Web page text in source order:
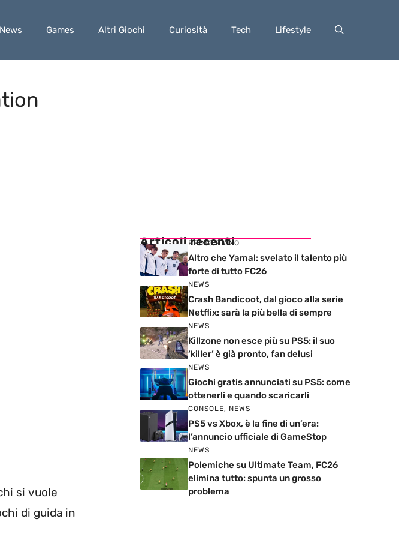
News Games Altri Giochi Curiosità Tech Lifestyle
si vuole
di guida in
Articoli recenti
PRIMO PIANO
Altro che Yamal: svelato il talento più
forte di tutto FC26
NEWS
Crash Bandicoot, dal gioco alla serie
Netflix: sarà la più bella di sempre
NEWS
Killzone non esce più su PS5: il suo
‘killer’ è già pronto, fan delusi
NEWS
Giochi gratis annunciati su PS5: come
ottenerli e quando scaricarli
CONSOLE, NEWS
PS5 vs Xbox, è la fine di un’era:
l’annuncio ufficiale di GameStop
NEWS
Polemiche su Ultimate Team, FC26
elimina tutto: spunta un grosso
problema